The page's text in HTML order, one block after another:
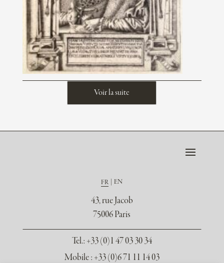
Voir la suite
FR EN
43, rue Jacob
75006 Paris
Tel.: +33 (0)1 47 03 30 34
Mobile : +33 (0)6 71 11 14 03